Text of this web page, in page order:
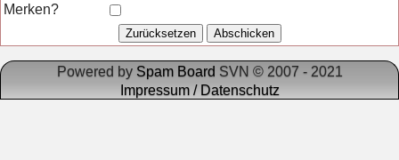
Merken?
Powered by Spam Board SVN © 2007 - 2021
Impressum / Datenschutz